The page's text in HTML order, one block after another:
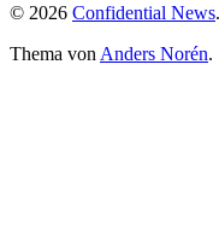
© 2026 Confidential News
Thema von Anders Norén.